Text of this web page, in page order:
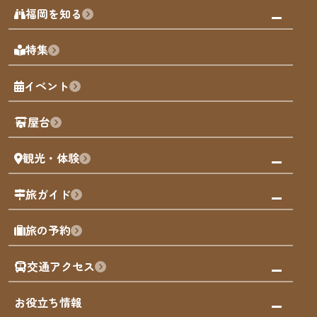
みんなの旅行記
天神エリア
博多旧市街
福岡城
歴史・文化
福岡を知る
福岡の見どころ
福岡の魅力
観光カレンダー
観光PR動画
まち歩き
福岡グルメ
福岡を楽しむ
福岡のアート
福岡のナイトタイム
福岡の歴史・文化
サステナブルツーリズム
特集
イベント
屋台
観光・体験
観る・遊ぶ
屋台
買う
体験
泊まる
旅ガイド
モデルコース
AIおまかせコース
オリジナルプラン
みんなの旅行記
旅の予約
交通アクセス
市内交通ガイド
お役立ち情報